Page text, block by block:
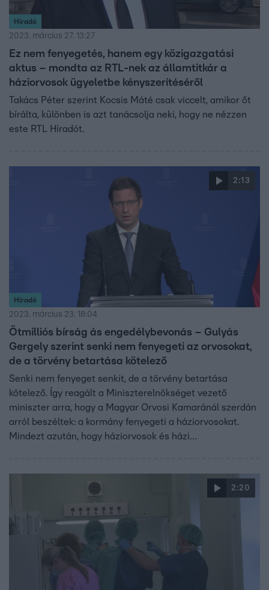
Híradó
2023. március 27. 13:27
Ez nem fenyegetés, hanem egy közigazgatási
aktus – mondta az RTL-nek az államtitkár a
háziorvosok ügyeletbe kényszerítéséről
Takács Péter szerint Kocsis Máté csak viccelt, amikor őt
bírálta, különben is azt tanácsolja neki, hogy ne nézzen
este RTL Híradót.
2:13
Híradó
2023. március 23. 18:04
Ötmilliós bírság ás engedélybevonás – Gulyás
Gergely szerint senki nem fenyegeti az orvosokat,
de a törvény betartása kötelező
Senki nem fenyeget senkit, de a törvény betartása
kötelező. Így reagált a Miniszterelnökséget vezető
miniszter arra, hogy a Magyar Orvosi Kamaránál szerdán
arról beszéltek: a kormány fenyegeti a háziorvosokat.
Mindezt azután, hogy háziorvosok és házi
ígérték azoknak, akik nem vállalnak havi két ügyeletet.
2:20